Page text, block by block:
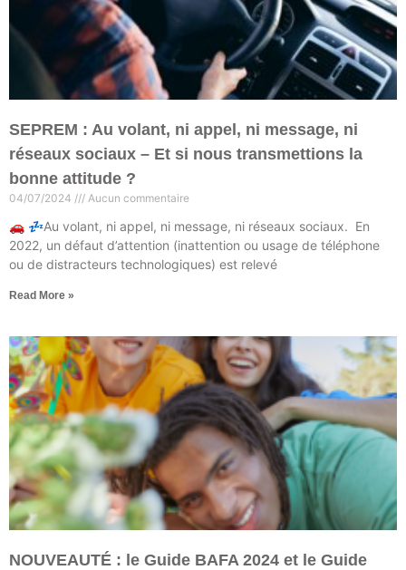
SEPREM : Au volant, ni appel, ni message, ni
réseaux sociaux – Et si nous transmettions la
bonne attitude ?
04/07/2024 Aucun commentaire
🚗 💤Au volant, ni appel, ni message, ni réseaux sociaux. En
2022, un défaut d’attention (inattention ou usage de téléphone
ou de distracteurs technologiques) est relevé
Read More »
NOUVEAUTÉ : le Guide BAFA 2024 et le Guide